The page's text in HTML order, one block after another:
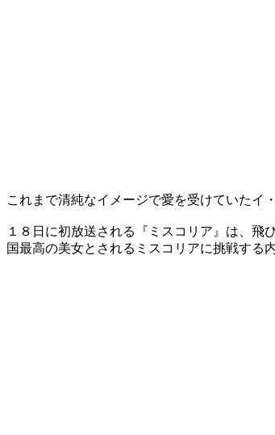
これまで清純なイメージで愛を受けていたイ
１８日に初放送される『ミスコリア』は、
国最高の美女とされるミスコリアに挑戦する